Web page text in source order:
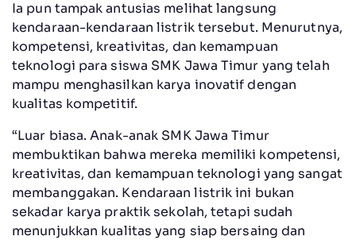
Ia pun tampak antusias melihat langsung
kendaraan-kendaraan listrik tersebut. Menurutnya,
kompetensi, kreativitas, dan kemampuan
teknologi para siswa SMK Jawa Timur yang telah
mampu menghasilkan karya inovatif dengan
kualitas kompetitif.
“Luar biasa. Anak-anak SMK Jawa Timur
membuktikan bahwa mereka memiliki kompetensi,
kreativitas, dan kemampuan teknologi yang sangat
membanggakan. Kendaraan listrik ini bukan
sekadar karya praktik sekolah, tetapi sudah
menunjukkan kualitas yang siap bersaing dan